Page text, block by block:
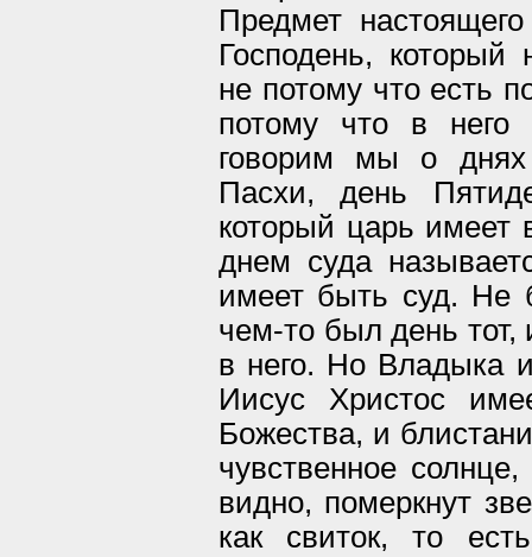
Предмет
Господень, который
не потому что есть
потому что в него
говорим мы о днях
Пасхи, день
который царь
днем суда
имеет быть суд. Не
чем-то был день тот,
в него. Но Владыка
Иисус Христос
Божества, и
чувственное
видно, померкнут
как свиток, то